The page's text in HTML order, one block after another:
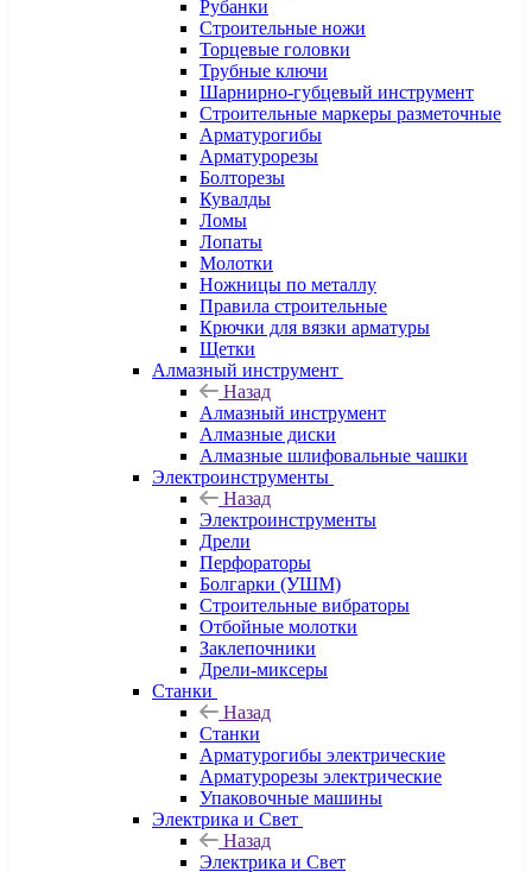
Рубанки
Строительные ножи
Торцевые головки
Трубные ключи
Шарнирно-губцевый инструмент
Строительные маркеры разметочные
Арматурогибы
Арматурорезы
Болторезы
Кувалды
Ломы
Лопаты
Молотки
Ножницы по металлу
Правила строительные
Крючки для вязки арматуры
Щетки
Алмазный инструмент
Назад
Алмазный инструмент
Алмазные диски
Алмазные шлифовальные чашки
Электроинструменты
Назад
Электроинструменты
Дрели
Перфораторы
Болгарки (УШМ)
Строительные вибраторы
Отбойные молотки
Заклепочники
Дрели-миксеры
Станки
Назад
Станки
Арматурогибы электрические
Арматурорезы электрические
Упаковочные машины
Электрика и Свет
Назад
Электрика и Свет